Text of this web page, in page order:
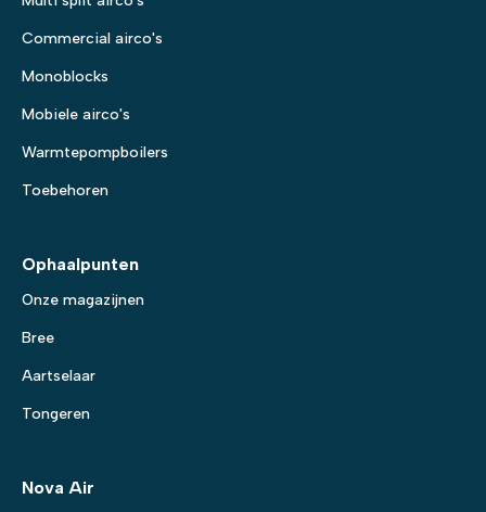
Commercial airco's
Monoblocks
Mobiele airco's
Warmtepompboilers
Toebehoren
Ophaalpunten
Onze magazijnen
Bree
Aartselaar
Tongeren
Nova Air